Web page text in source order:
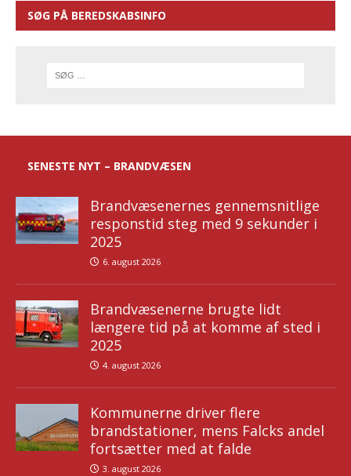
SØG PÅ BEREDSKABSINFO
SENESTE NYT – BRANDVÆSEN
Brandvæsenernes gennemsnitlige
responstid steg med 9 sekunder i
2025
6. august 2026
Brandvæsenerne brugte lidt
længere tid på at komme af sted i
2025
4. august 2026
Kommunerne driver flere
brandstationer, mens Falcks andel
fortsætter med at falde
3. august 2026